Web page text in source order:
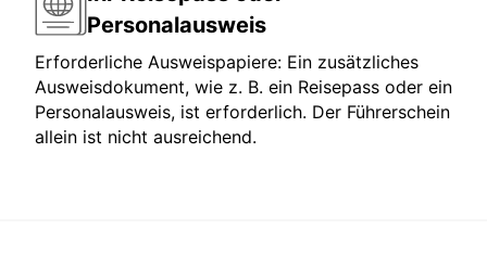
Personalausweis
Erforderliche Ausweispapiere: Ein zusätzliches
Ausweisdokument, wie z. B. ein Reisepass oder ein
Personalausweis, ist erforderlich. Der Führerschein
allein ist nicht ausreichend.